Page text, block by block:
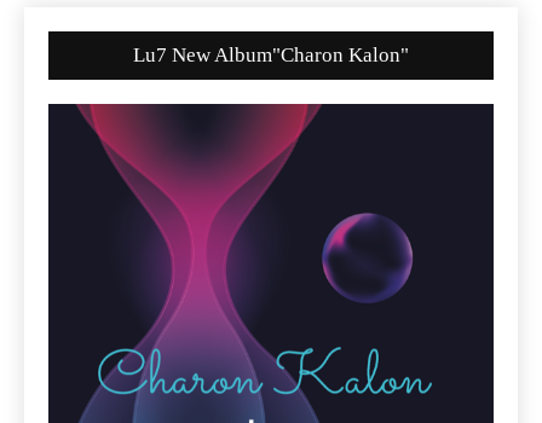
Lu7 New Album"Charon Kalon"